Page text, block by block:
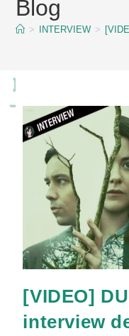
contentBlog
> INTERVIEW >
[VIDEO]
interview